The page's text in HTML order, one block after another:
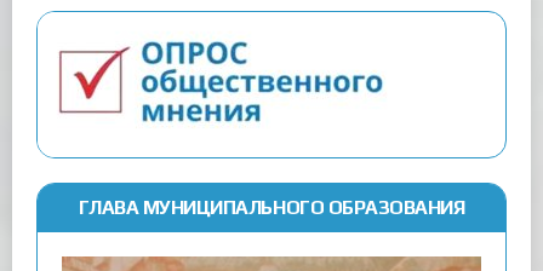
ГЛАВА МУНИЦИПАЛЬНОГО ОБРАЗОВАНИЯ